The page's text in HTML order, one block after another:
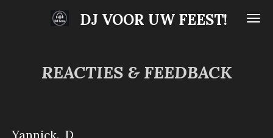
hoofdinhoud
DJ VOOR UW FEEST!
REACTIES & FEEDBACK
Yannick. D